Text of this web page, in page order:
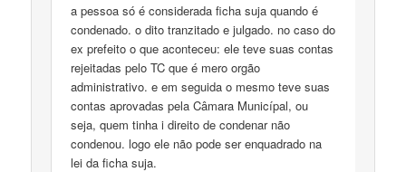
a pessoa só é considerada ficha suja quando é
condenado. o dito tranzitado e julgado. no caso do
ex prefeito o que aconteceu: ele teve suas contas
rejeitadas pelo TC que é mero orgão
administrativo. e em seguida o mesmo teve suas
contas aprovadas pela Câmara Municípal, ou
seja, quem tinha i direito de condenar não
condenou. logo ele não pode ser enquadrado na
lei da ficha suja.